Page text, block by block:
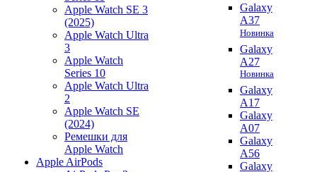
Apple Watch SE 3
(2025)
Apple Watch Ultra
3
Apple Watch
Series 10
Apple Watch Ultra
2
Apple Watch SE
(2024)
Ремешки для
Apple Watch
Apple AirPods
Galaxy
A37
Новинка
Galaxy
A27
Новинка
Galaxy
A17
Galaxy
A07
Galaxy
A56
Galaxy